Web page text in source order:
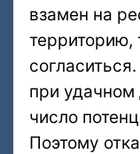
взамен на
территорию,
при удачном
число
Поэтому